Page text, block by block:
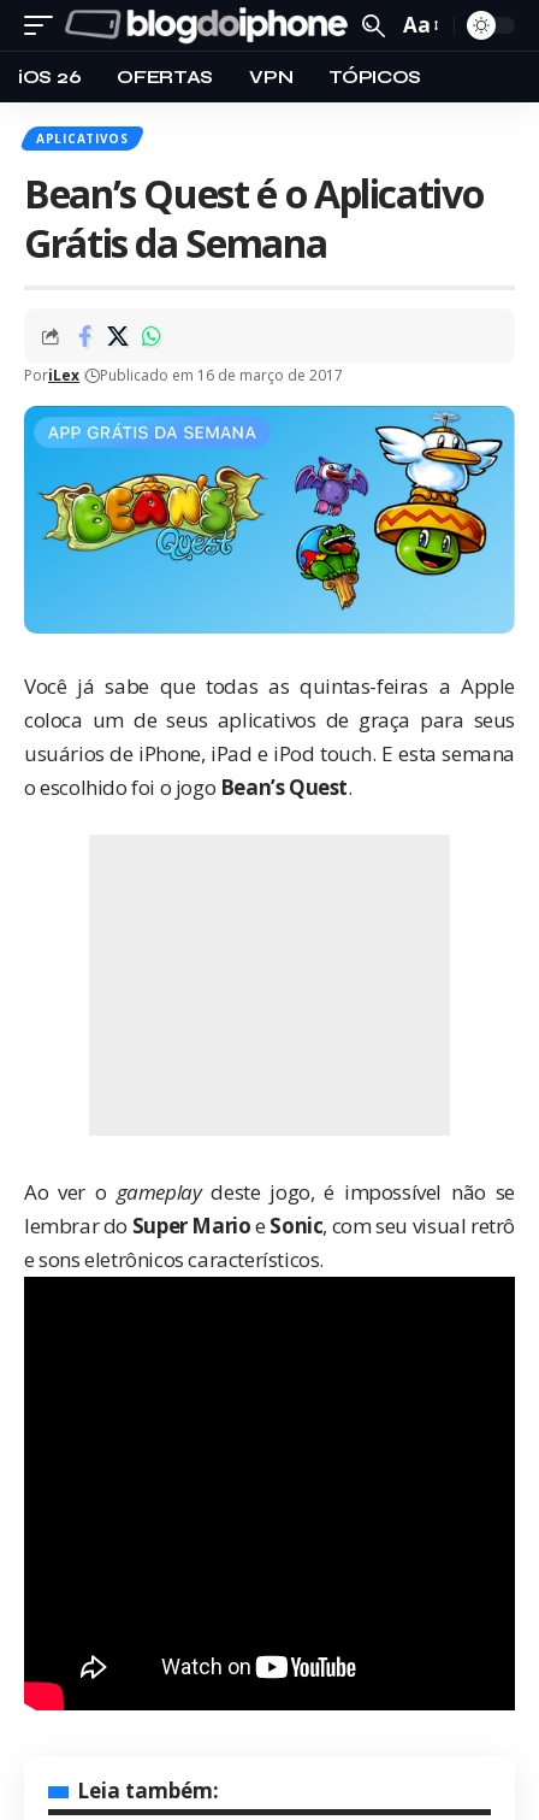
Aa
iOS 26 OFERTAS VPN TÓPICOS
APLICATIVOS
Bean’s Quest é o Aplicativo
Grátis da Semana
PoriLex Publicado em 16 de março de 2017
Você já sabe que todas as quintas-feiras a Apple
coloca um de seus aplicativos de graça para seus
usuários de iPhone, iPad e iPod touch. E esta semana
o escolhido foi o jogo Bean’s Quest.
Ao ver o gameplaydeste jogo, é impossível não se
lembrar do Super Marioe Sonic, com seu visual retrô
e sons eletrônicos característicos.
Leia também: